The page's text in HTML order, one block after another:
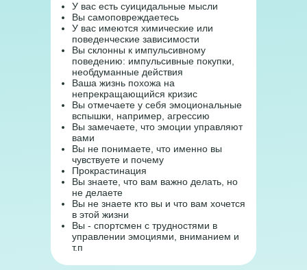
У вас есть суицидальные мысли
Вы самоповреждаетесь
У вас имеются химические или
поведенческие зависимости
Вы склонны к импульсивному
поведению: импульсивные покупки,
необдуманные действия
Ваша жизнь похожа на
непрекращающийся кризис
Вы отмечаете у себя эмоциональные
вспышки, например, агрессию
Вы замечаете, что эмоции управляют
вами
Вы не понимаете, что именно вы
чувствуете и почему
Прокрастинация
Вы знаете, что вам важно делать, но
не делаете
Вы не знаете кто вы и что вам хочется
в этой жизни
Вы - спортсмен с трудностями в
управлении эмоциями, вниманием и
т.п